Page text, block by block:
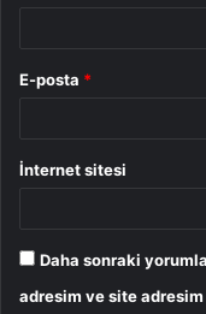
E-posta *
İnternet sitesi
Daha sonraki
adresim ve site